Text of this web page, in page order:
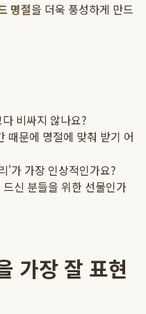
명절을 더욱 풍성하게 만드
비싸지 않나요?
때문에 명절에 맞춰 받기 어
'가 가장 인상적인가요?
신 분들을 위한 선물인가
가장 잘 표현